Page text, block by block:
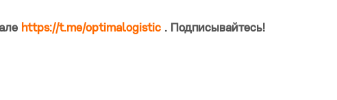
https://t.me/optimalogistic . Подписывайтесь!